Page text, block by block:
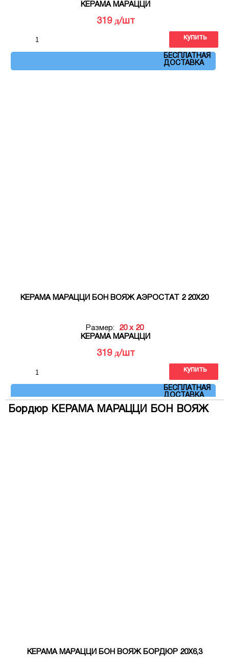
КЕРАМА МАРАЦЦИ
319 д/шт
БЕСПЛАТНАЯ
ДОСТАВКА
купить
КЕРАМА МАРАЦЦИ БОН ВОЯЖ АЭРОСТАТ 2 20Х20
Размер:
20 x 20
КЕРАМА МАРАЦЦИ
319 д/шт
БЕСПЛАТНАЯ
ДОСТАВКА
купить
Бордюр КЕРАМА МАРАЦЦИ БОН ВОЯЖ
КЕРАМА МАРАЦЦИ БОН ВОЯЖ БОРДЮР 20Х6,3